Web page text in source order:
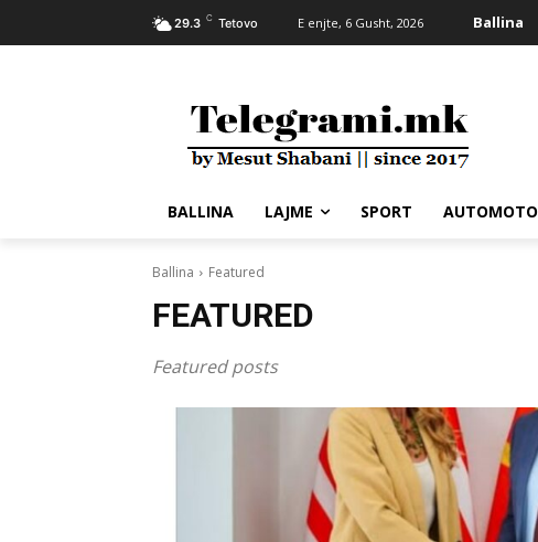
29.3 C Tetovo E enjte, 6 Gusht, 2026 Ballina
BALLINA LAJME SPORT AUTOMOTO
Ballina Featured
FEATURED
Featured posts